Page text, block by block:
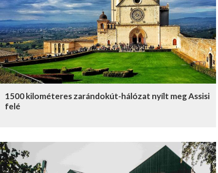
1500 kilométeres zarándokút-hálózat nyílt meg Assisi
felé